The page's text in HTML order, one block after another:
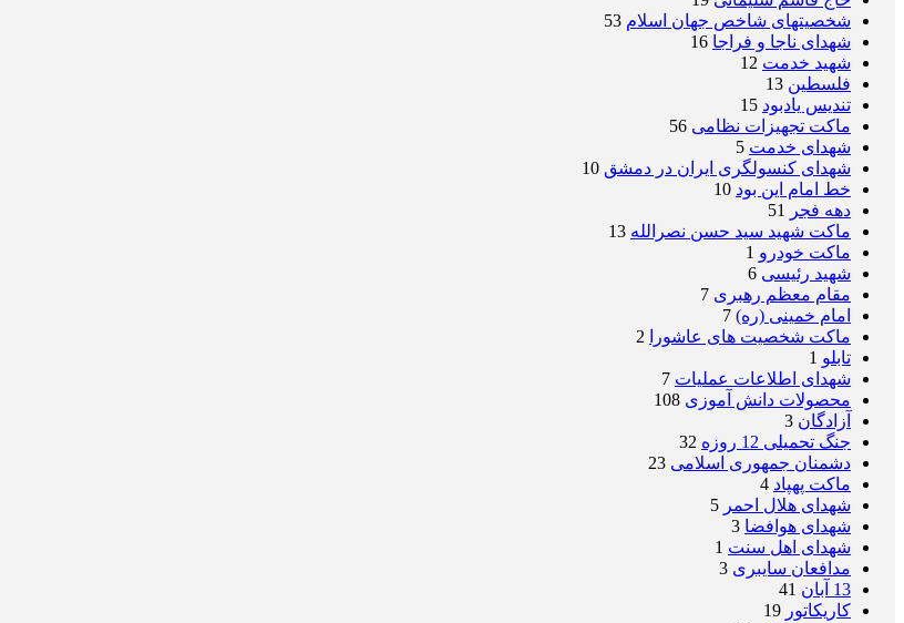
شخصیتهای شاخص جهان اسلام 53
شهدای ناجا و فراجا 16
شهید خدمت 12
فلسطین 13
تندیس یادبود 15
ماکت تجهیزات نظامی 56
شهدای خدمت 5
شهدای کنسولگری ایران در دمشق 10
خط امام این بود 10
دهه فجر
51
ماکت شهید سید حسن نصرالله 13
ماکت خودرو 1
شهید رئیسی 6
مقام معظم رهبری 7
امام خمینی (ره) 7
ماکت شخصیت های عاشورا
2
تابلو 1
شهدای اطلاعات عملیات 7
محصولات دانش آموزی 108
آزادگان 3
جنگ تحمیلی 12 روزه
32
دشمنان جمهوری اسلامی 23
ماکت پهپاد 4
شهدای هلال احمر 5
شهدای هوافضا 3
شهدای اهل سنت 1
مدافعان سایبری 3
13 آبان
41
کاریکاتور 19